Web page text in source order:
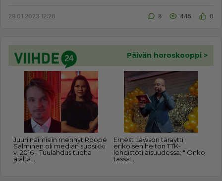
29.01.2023 12:20 8 445 0